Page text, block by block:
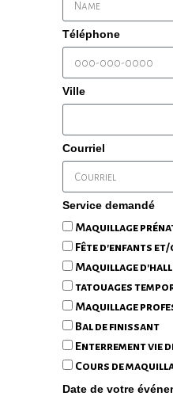
Téléphone
Ville
Courriel
Service demandé
Maquillage
Fête d'enfants et/
Maquillage
tatouages
Maquillage
Bal de finissant
Enterrement vie
Cours de
Date de votre